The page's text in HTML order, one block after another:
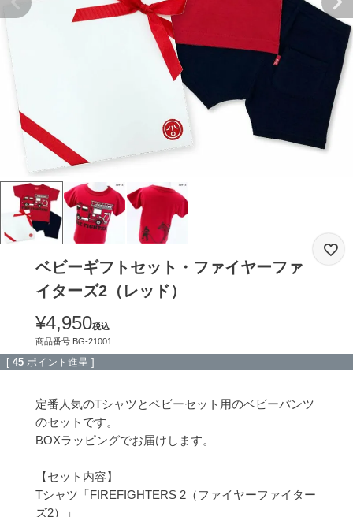
ベビーギフトセット・ファイヤーファ
イターズ2（レッド）
¥4,950税込
商品番号 BG-21001
[ 45 ポイント進呈 ]
定番人気のTシャツとベビーセット用のベビーパンツ
のセットです。
BOXラッピングでお届けします。
【セット内容】
Tシャツ「FIREFIGHTERS 2（ファイヤーファイター
ズ2）」